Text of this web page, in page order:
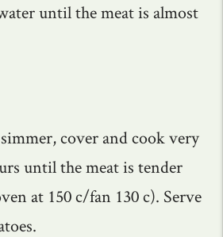
until the meat is almost
cover and cook very
until the meat is tender
at 150 c/fan 130 c). Serve